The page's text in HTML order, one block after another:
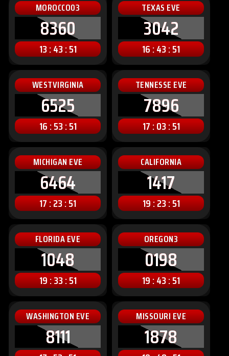
MOROCCO03
8360
13 : 43 : 49
TEXAS EVE
3042
16 : 43 : 49
WESTVIRGINIA
6525
16 : 53 : 49
TENNESSE EVE
7896
17 : 03 : 49
MICHIGAN EVE
6464
17 : 23 : 49
CALIFORNIA
1417
19 : 23 : 49
FLORIDA EVE
1048
19 : 33 : 49
OREGON3
0198
19 : 43 : 49
WASHINGTON EVE
8111
MISSOURI EVE
1878